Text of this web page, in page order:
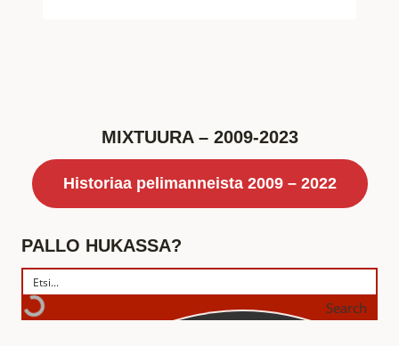
MIXTUURA – 2009-2023
Historiaa pelimanneista 2009 – 2022
PALLO HUKASSA?
Search